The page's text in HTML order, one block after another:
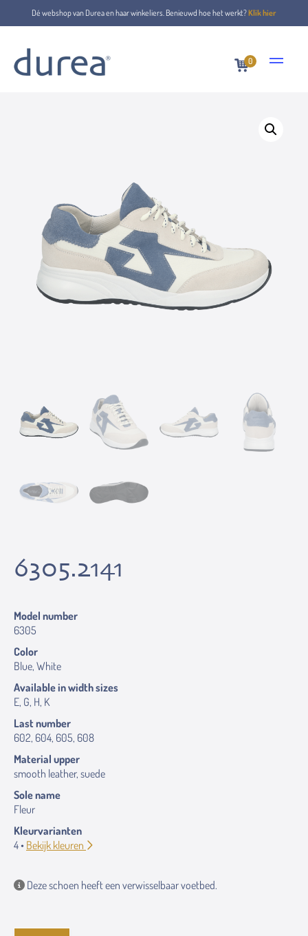
Dé webshop van Durea en haar winkeliers. Benieuwd hoe het werkt?Klik hier
0
Home Lace-up shoes
6305.2141
Model number
6305
Color
Blue, White
Available in width sizes
E, G, H, K
Last number
602, 604, 605, 608
Material upper
smooth leather, suede
Sole name
Fleur
Kleurvarianten
4 • Bekijk kleuren
Deze schoen heeft een verwisselbaar voetbed.